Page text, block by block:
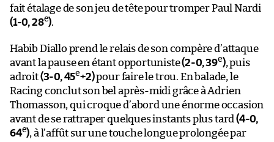
fait étalage de son jeu de tête pour tromper Paul Nardi
(1-0, 28e).
Habib Diallo prend le relais de son compère d’attaque
avant la pause en étant opportuniste(2-0, 39e), puis
adroit(3-0, 45e+2)pour faire le trou. En balade, le
Racing conclut son bel après-midi grâce à Adrien
Thomasson, qui croque d’abord une énorme occasion
avant de se rattraper quelques instants plus tard(4-0,
64e), à l’affût sur une touche longue prolongée par